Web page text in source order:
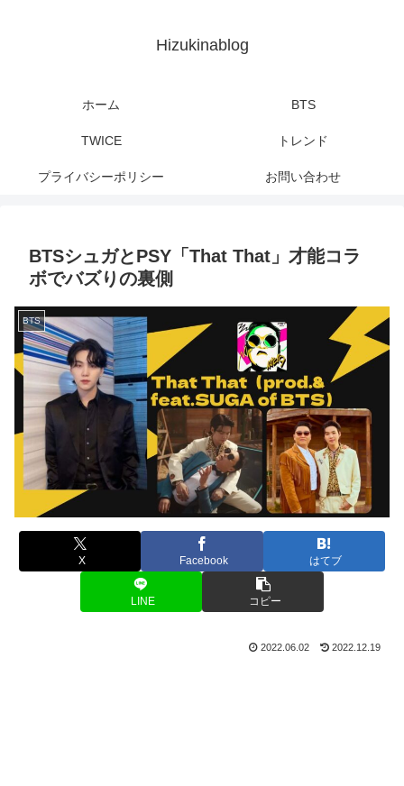
Hizukinablog
ホーム BTS
TWICE トレンド
プライバシーポリシー お問い合わせ
BTSシュガとPSY「That That」才能コラ
ボでバズりの裏側
BTS
X Facebook はてブ
LINE コピー
2022.06.02 2022.12.19